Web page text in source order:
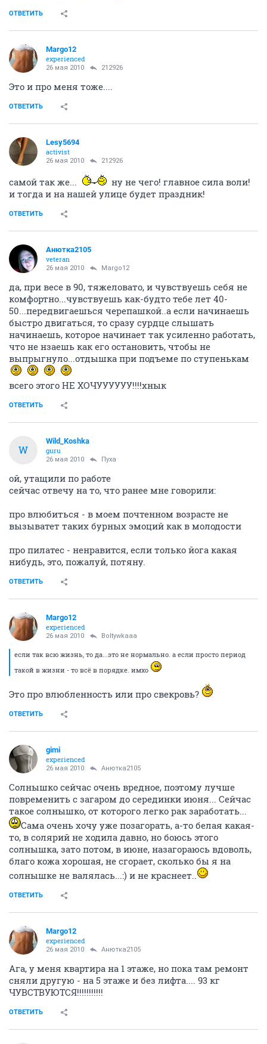
ОТВЕТИТЬ
Margo12
experienced
26 мая 2010 212926
Это и про меня тоже....
ОТВЕТИТЬ
Lesy5694
activist
26 мая 2010 212926
самой так же...
ну не чего! главное сила воли!
и тогда и на нашей улице будет праздник!
ОТВЕТИТЬ
Анютка2105
veteran
26 мая 2010 Margo12
да, при весе в 90, тяжеловато, и чувствуешь себя не
комфортно...чувствуешь как-будто тебе лет 40-
50...передвигаешься черепашкой..а если начинаешь
быстро двигаться, то сразу сурдце слышать
начинаешь, которое начинает так усиленно работать,
что не нзаешь как его остановить, чтобы не
выпрыгнуло...отдышка при подъеме по ступенькам
всего этого НЕ ХОЧУУУУУУ!!!!хнык
ОТВЕТИТЬ
W
Wild_Koshka
guru
26 мая 2010 Пуха
ой, утащили по работе
сейчас отвечу на то, что ранее мне говорили:
про влюбиться - в моем почтенном возрасте не
вызыватет таких бурных эмоций как в молодости
про пилатес - ненравится, если только йога какая
нибудь, это, пожалуй, потяну.
ОТВЕТИТЬ
Margo12
experienced
26 мая 2010 Boltywkaaa
если так всю жизнь, то да...это не нормально. а если просто период
такой в жизни - то всё в порядке. имхо
Это про влюбленность или про свекровь?
ОТВЕТИТЬ
gimi
experienced
26 мая 2010 Анютка2105
Солнышко сейчас очень вредное, поэтому лучше
повременить с загаром до серединки июня... Сейчас
такое солнышко, от которого легко рак заработать...
Сама очень хочу уже позагорать, а-то белая какая-
то, в солярий не ходила давно, но боюсь этого
солнышка, зато потом, в июне, назагораюсь вдоволь,
благо кожа хорошая, не сгорает, сколько бы я на
солнышке не валялась...:) и не краснеет..
ОТВЕТИТЬ
Margo12
experienced
26 мая 2010 Анютка2105
Ага, у меня квартира на 1 этаже, но пока там ремонт
сняли другую - на 5 этаже и без лифта.... 93 кг
ЧУВСТВУЮТСЯ!!!!!!!!!!!
ОТВЕТИТЬ